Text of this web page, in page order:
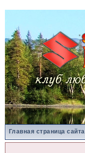
Главная страница сайта